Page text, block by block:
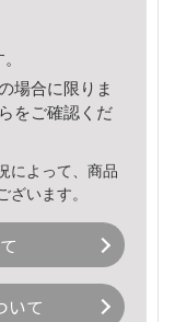
場合に限りま
をご確認くだ
によって、商品
ざいます。
いて